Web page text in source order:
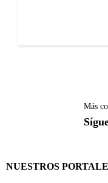
Más
NUESTROS